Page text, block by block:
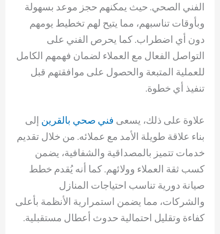
الفني الصحي. حيث يمكنهم حجز موعد بسهولة
وبأوقات تناسبهم، مما يتيح لهم تخطيط يومهم
دون أي اضطراب. كما يحرص الفني على
التواصل الفعال مع العملاء لضمان فهمهم الكامل
للعملية المتبعة والحصول على موافقتهم قبل
تنفيذ أي خطوة.
علاوة على ذلك، يسعى فني صحي بالقرين إلى
بناء علاقة طويلة الأمد مع عملائه. من خلال تقديم
خدمات تتميز بالمصداقية والشفافية، يضمن
كسب ثقة العملاء وولائهم. كما أنه يُقدم خطط
صيانة دورية تناسب احتياجات المنازل
والشركات، مما يضمن استمرارية الأنظمة بأعلى
كفاءة وتقليل احتمالية حدوث أعطال مستقبلية.